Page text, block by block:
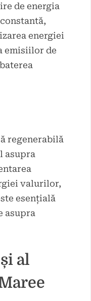
de energia
energiei
emisiilor de
regenerabilă
asupra
valurilor,
esențială
asupra
al